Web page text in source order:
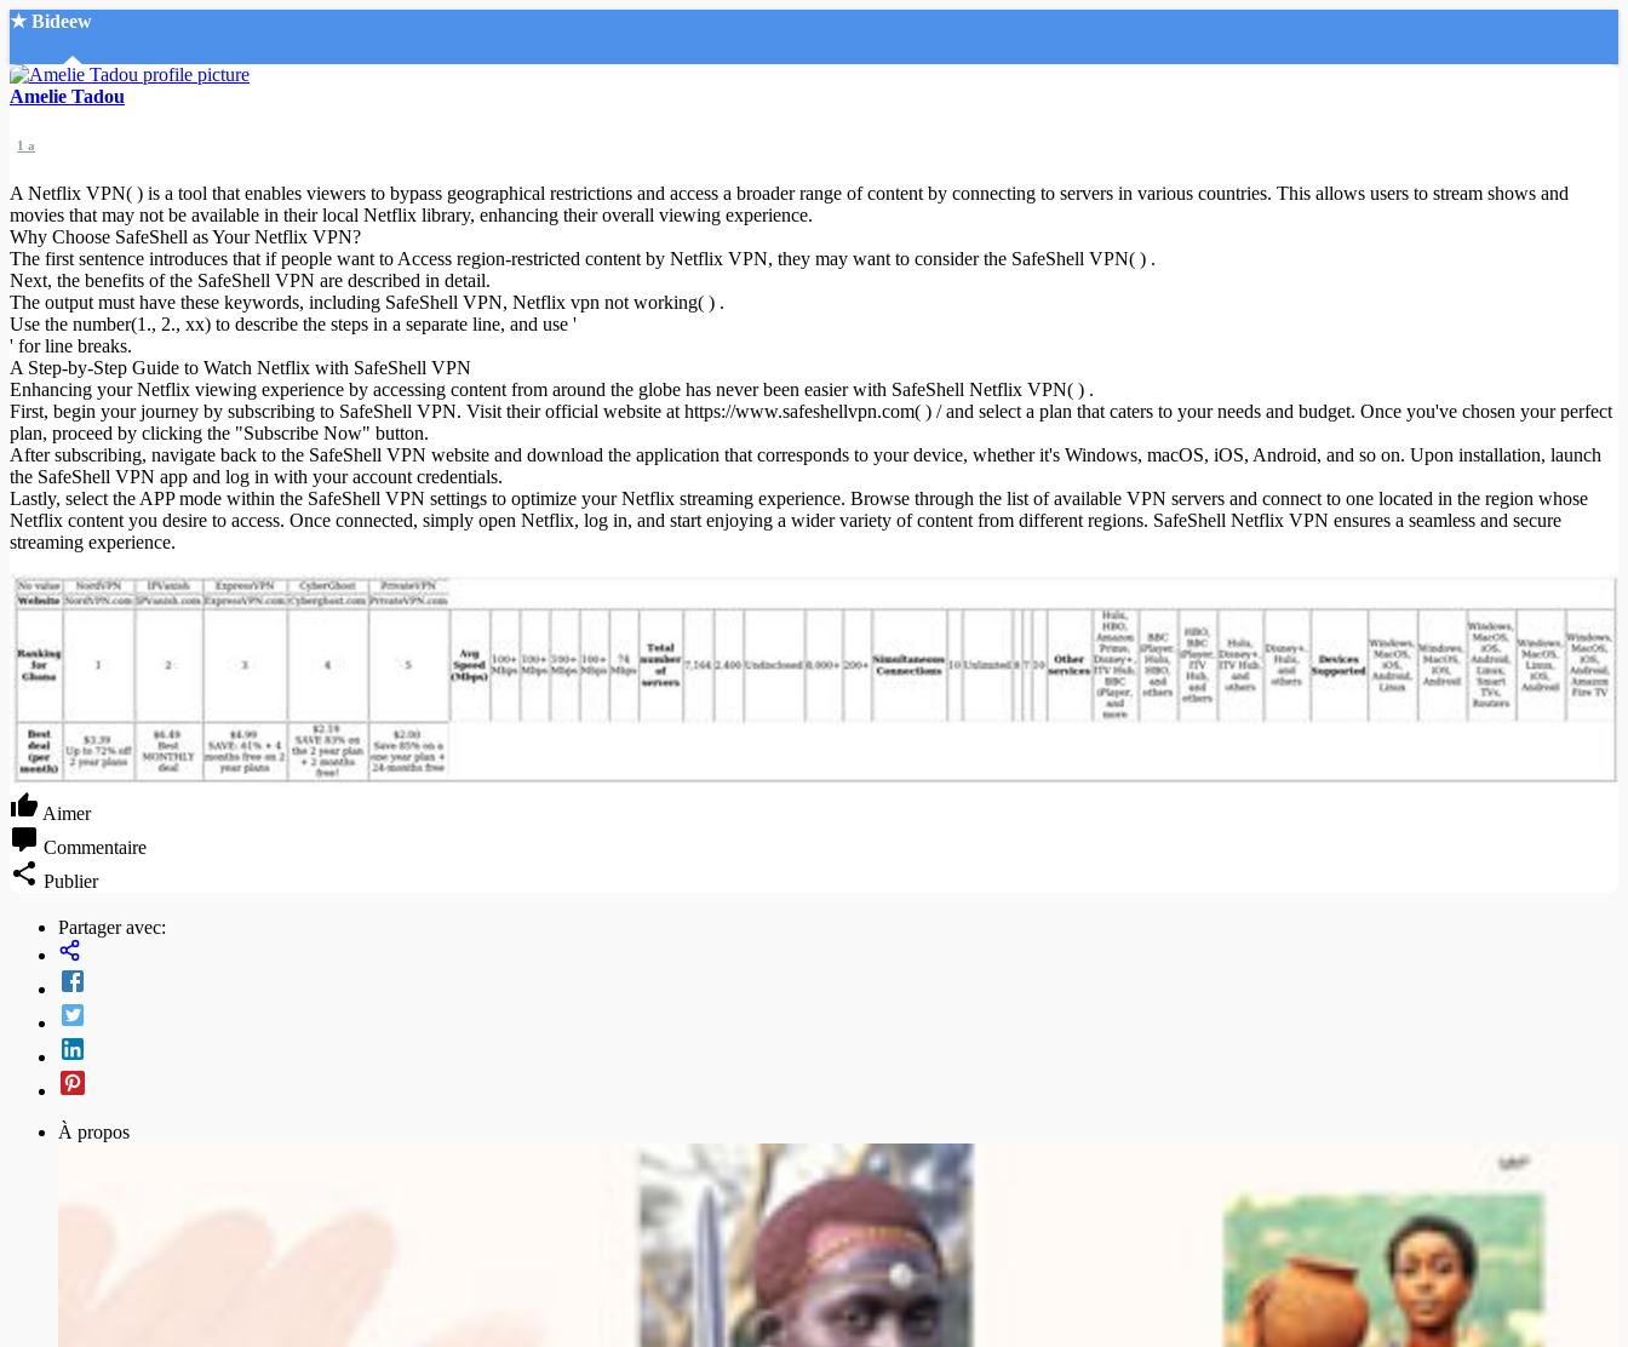
★ Bideew
Accueil
Recherche Avancée
Mon compte
Connexion
Créer un compte
Mode nuit
Amelie Tadou
1 a
A Netflix VPN( ) is a tool that enables viewers to bypass geographical restrictions and access a broader range of content by connecting to servers in various countries. This allows users to stream shows and
movies that may not be available in their local Netflix library, enhancing their overall viewing experience.
Why Choose SafeShell as Your Netflix VPN?
The first sentence introduces that if people want to Access region-restricted content by Netflix VPN, they may want to consider the SafeShell VPN( ) .
Next, the benefits of the SafeShell VPN are described in detail.
The output must have these keywords, including SafeShell VPN, Netflix vpn not working( ) .
Use the number(1., 2., xx) to describe the steps in a separate line, and use '
' for line breaks.
A Step-by-Step Guide to Watch Netflix with SafeShell VPN
Enhancing your Netflix viewing experience by accessing content from around the globe has never been easier with SafeShell Netflix VPN( ) .
First, begin your journey by subscribing to SafeShell VPN. Visit their official website at https://www.safeshellvpn.com( ) / and select a plan that caters to your needs and budget. Once you've chosen your perfect
plan, proceed by clicking the "Subscribe Now" button.
After subscribing, navigate back to the SafeShell VPN website and download the application that corresponds to your device, whether it's Windows, macOS, iOS, Android, and so on. Upon installation, launch
the SafeShell VPN app and log in with your account credentials.
Lastly, select the APP mode within the SafeShell VPN settings to optimize your Netflix streaming experience. Browse through the list of available VPN servers and connect to one located in the region whose
Netflix content you desire to access. Once connected, simply open Netflix, log in, and start enjoying a wider variety of content from different regions. SafeShell Netflix VPN ensures a seamless and secure
streaming experience.
Aimer
Commentaire
Publier
Partager avec:
À propos